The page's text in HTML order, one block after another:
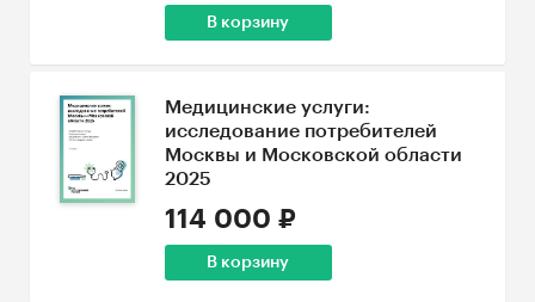
В корзину
Медицинские услуги:
исследование потребителей
Москвы и Московской области
2025
114 000 ₽
В корзину